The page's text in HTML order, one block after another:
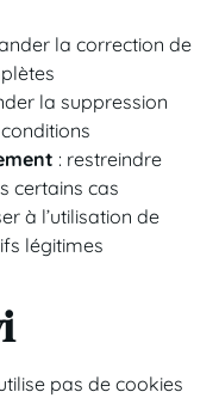
la correction de
la suppression
: restreindre
certains cas
à l’utilisation de
légitimes
pas de cookies